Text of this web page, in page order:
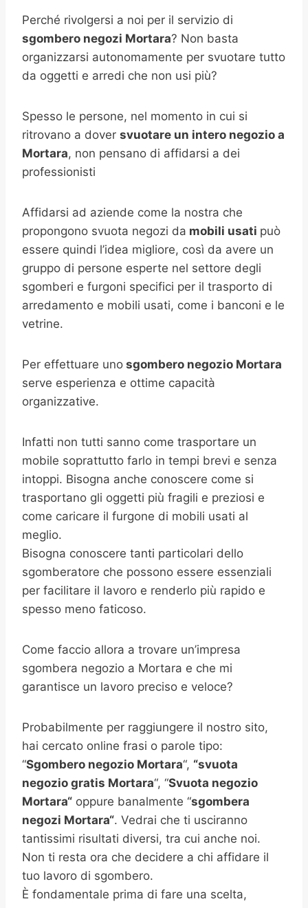
Perché rivolgersi a noi per il servizio di
sgombero negozi Mortara? Non basta
organizzarsi autonomamente per svuotare tutto
da oggetti e arredi che non usi più?
Spesso le persone, nel momento in cui si
ritrovano a dover svuotare un intero negozio a
Mortara, non pensano di affidarsi a dei
professionisti
Affidarsi ad aziende come la nostra che
propongono svuota negozi da mobili usati può
essere quindi l’idea migliore, così da avere un
gruppo di persone esperte nel settore degli
sgomberi e furgoni specifici per il trasporto di
arredamento e mobili usati, come i banconi e le
vetrine.
Per effettuare uno sgombero negozio Mortara
serve esperienza e ottime capacità
organizzative.
Infatti non tutti sanno come trasportare un
mobile soprattutto farlo in tempi brevi e senza
intoppi. Bisogna anche conoscere come si
trasportano gli oggetti più fragili e preziosi e
come caricare il furgone di mobili usati al
meglio.
Bisogna conoscere tanti particolari dello
sgomberatore che possono essere essenziali
per facilitare il lavoro e renderlo più rapido e
spesso meno faticoso.
Come faccio allora a trovare un’impresa
sgombera negozio a Mortara e che mi
garantisce un lavoro preciso e veloce?
Probabilmente per raggiungere il nostro sito,
hai cercato online frasi o parole tipo:
“Sgombero negozio Mortara“, “svuota
negozio gratis Mortara“, “Svuota negozio
Mortara“ oppure banalmente “sgombera
negozi Mortara“. Vedrai che ti usciranno
tantissimi risultati diversi, tra cui anche noi.
Non ti resta ora che decidere a chi affidare il
tuo lavoro di sgombero.
È fondamentale prima di fare una scelta,